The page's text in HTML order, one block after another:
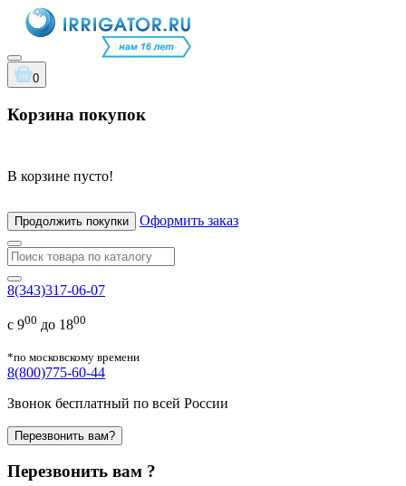
0
Корзина покупок
В корзине пусто!
Продолжить покупки Оформить заказ
8(343)317-06-07
с 900 до 1800
*по московскому времени
8(800)775-60-44
Звонок бесплатный по всей России
Перезвонить вам?
Перезвонить вам ?